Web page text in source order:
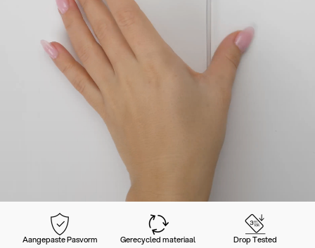
Aangepaste Pasvorm Gerecycled materiaal Drop Tested